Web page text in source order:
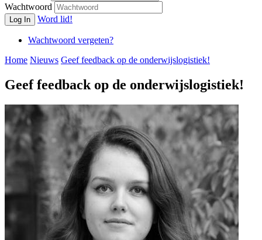
Wachtwoord
Log In Word lid!
Wachtwoord vergeten?
Home Nieuws Geef feedback op de onderwijslogistiek!
Geef feedback op de onderwijslogistiek!